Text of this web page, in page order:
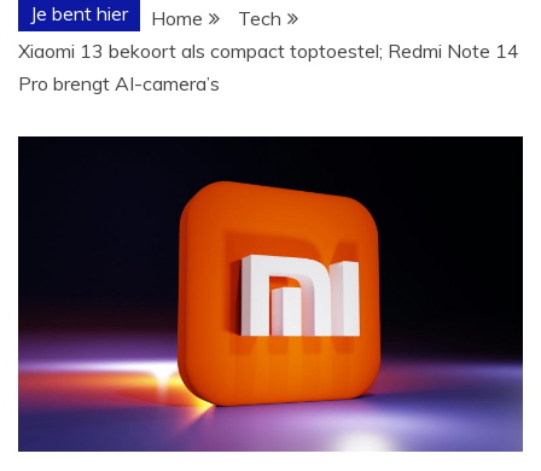
Je bent hier Home
Tech
Xiaomi 13 bekoort als compact toptoestel; Redmi Note 14
Pro brengt AI-camera’s